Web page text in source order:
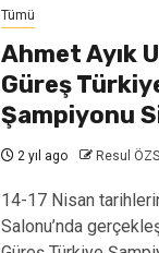
Tümü
Ahmet Ayık
Güreş
Şampiyonu
2 yıl ago Resul
14-17 Nisan
Salonu’nda